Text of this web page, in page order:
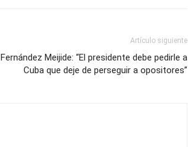
Artículo siguiente
Fernández Meijide: “El presidente debe pedirle a
Cuba que deje de perseguir a opositores”